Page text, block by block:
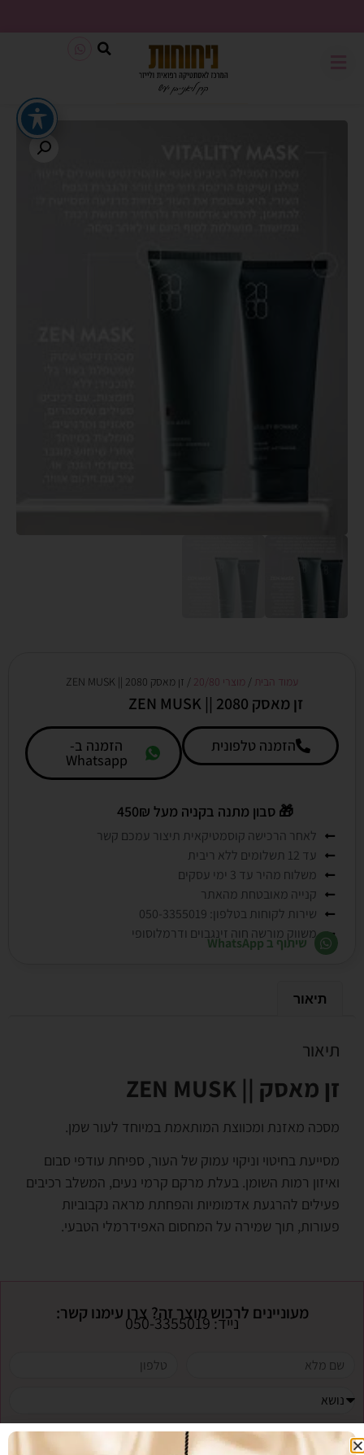
משלוח חינם בכל קנייה מעל 199₪
עמוד הבית / מוצרי 20/80 / זן מאסק 2080 || ZEN MUSK
זן מאסק 2080 || ZEN MUSK
הזמנה טלפונית הזמנה ב-
Whatsapp
🎁 סבון מתנה בקניה מעל 450₪
לאחר הרכישה קוסמטיקאית תיצור עמכם קשר
עד 12 תשלומים ללא ריבית
משלוח מהיר עד 3 ימי עסקים
קנייה מאובטחת מהאתר
שירות לקוחות בטלפון: 050-3355019
משווק מורשה חוה זינגבוים ודרמלוסופי
שיתוף ב WhatsApp
תיאור
תיאור
זן מאסק || ZEN MUSK
מסכה מאזנת ומכווצת המותאמת במיוחד לעור שמן.
מסייעת בחיטוי וניקוי עמוק של העור, ספיחת עודפי סבום
ואיזון רמות השומן. בעלת מרקם קרמי נעים, המשלב רכיבים
פעילים להרגעת אדמומיות והפחתת מראה נקבוביות
פעורות, תוך שמירה על המחסום האפידרמלי הטבעי.
מעוניינים לרכוש מוצר זה? צרו עימנו קשר:
נייד: 050-3355019
אני מעוניינת לקבל חדשות ומבצעים לדואר אלקטרוני